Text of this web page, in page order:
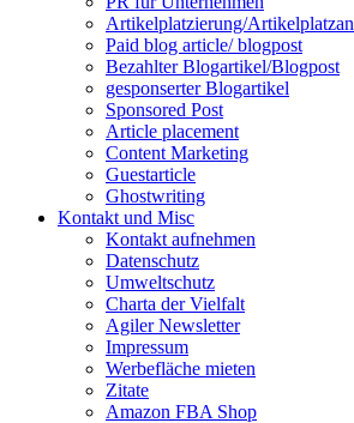
Artikelplatzierung/
Paid blog article/ blogpost
Bezahlter Blogartikel/Blogpost
gesponserter Blogartikel
Sponsored Post
Article placement
Content Marketing
Guestarticle
Ghostwriting
Kontakt und Misc
Kontakt aufnehmen
Datenschutz
Umweltschutz
Charta der Vielfalt
Agiler Newsletter
Impressum
Werbefläche mieten
Zitate
Amazon FBA Shop